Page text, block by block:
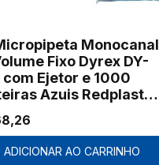
Monocanal
Fixo Dyrex DY-
Ejetor e 1000
Azuis Redplast
ADICIONAR AO CARRINHO